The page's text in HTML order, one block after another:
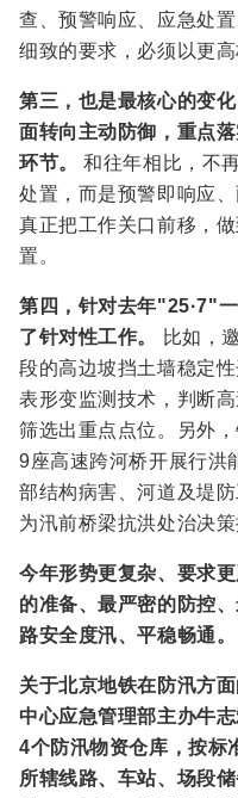
查、预警响应、应急处
细致的要求，必须以更
第三，也是最核心的变
面转向主动防御，重点
环节。
和往年相比，不
处置，而是预警即响应
真正把工作关口前移，
置。
第四，针对去年"25·7"
了针对性工作。
比如，
段的高边坡挡土墙稳定
表形变监测技术，判断
筛选出重点点位。另外
9座高速跨河桥开展行洪
部结构病害、河道及堤
为汛前桥梁抗洪处治决策
今年形势更复杂、要求
的准备、最严密的防控
路安全度汛、平稳畅通。
关于北京地铁在防汛方
中心应急管理部主办牛
4个防汛物资仓库，按标
所辖线路、车站、场段